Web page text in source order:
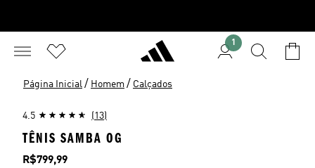
1
Página Inicial / Homem / Calçados
4.5 (13)
TÊNIS SAMBA OG
Preço
R$799,99